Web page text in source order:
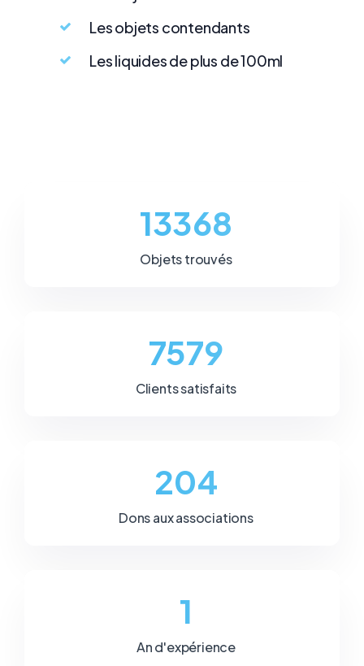
Les objets contendants
Les liquides de plus de 100ml
15425
Objets trouvés
8745
Clients satisfaits
235
Dons aux associations
1
An d'expérience